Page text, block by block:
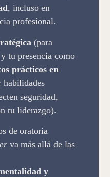
, incluso en
profesional.
(para
tu presencia como
prácticos en
habilidades
seguridad,
tu liderazgo).
de oratoria
va más allá de las
y